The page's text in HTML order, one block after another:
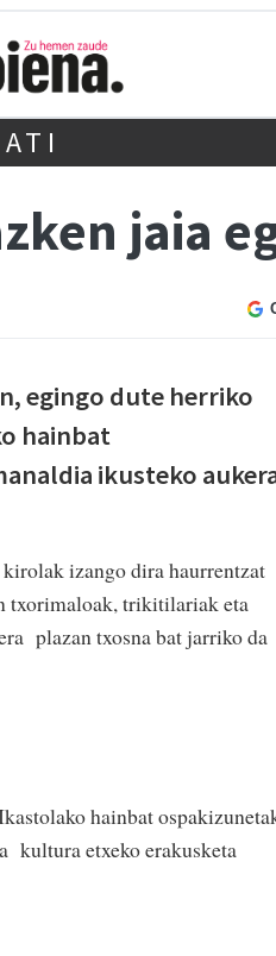
jaia
egingo dute herriko
hainbat
ikusteko
izango dira haurrentzat
txorimaloak, trikitilariak eta
plazan txosna bat jarriko da
hainbat
kultura etxeko erakusketa